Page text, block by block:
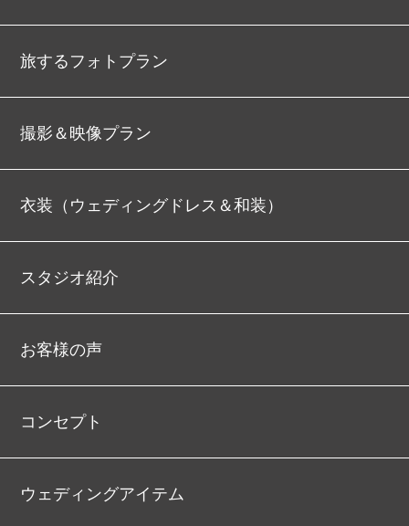
旅するフォトプラン
撮影＆映像プラン
衣装（ウェディングドレス＆和装）
スタジオ紹介
お客様の声
コンセプト
ウェディングアイテム